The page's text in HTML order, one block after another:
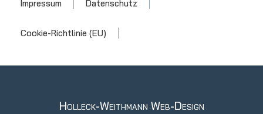
Impressum Datenschutz
Cookie-Richtlinie (EU)
Holleck-Weithmann Web-Design